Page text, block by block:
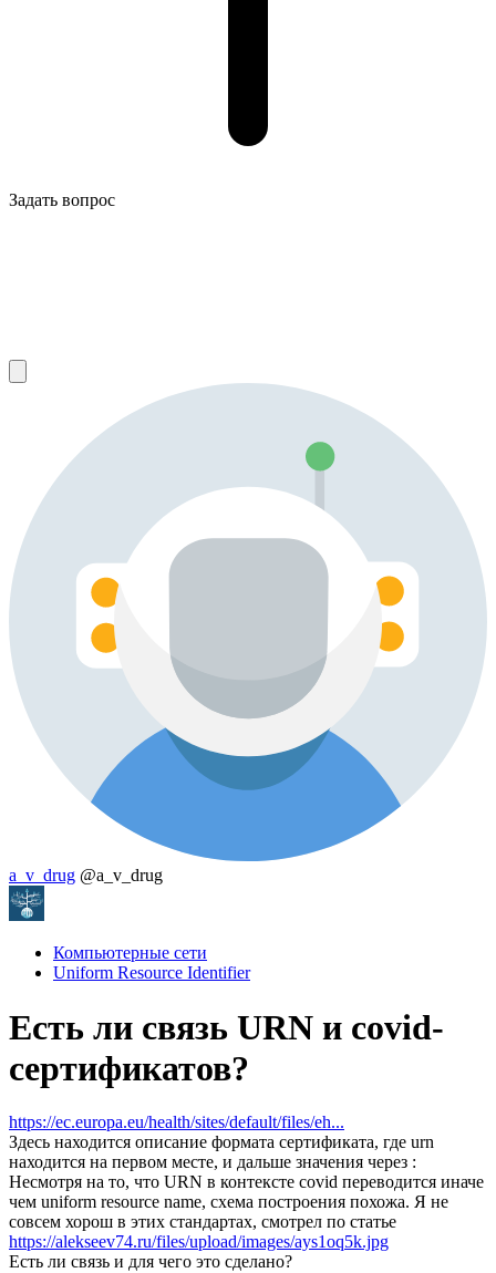
Задать вопрос
a_v_drug @a_v_drug
Компьютерные сети
Uniform Resource Identifier
Есть ли связь URN и covid-
сертификатов?
https://ec.europa.eu/health/sites/default/files/eh...
Здесь находится описание формата сертификата, где urn
находится на первом месте, и дальше значения через :
Несмотря на то, что URN в контексте covid переводится иначе
чем uniform resource name, схема построения похожа. Я не
совсем хорош в этих стандартах, смотрел по статье
https://alekseev74.ru/files/upload/images/ays1oq5k.jpg
Есть ли связь и для чего это сделано?